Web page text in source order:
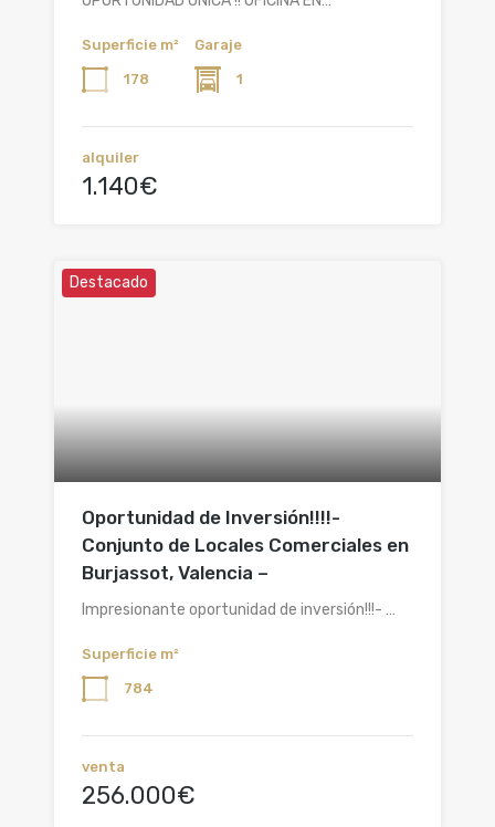
Superficie m²
178
Garaje
1
alquiler
1.140€
Destacado
Oportunidad de Inversión!!!!-
Conjunto de Locales Comerciales en
Burjassot, Valencia –
Impresionante oportunidad de inversión!!!- …
Superficie m²
784
venta
256.000€